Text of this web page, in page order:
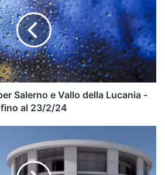
Salerno e Vallo della Lucania -
fino al 23/2/24